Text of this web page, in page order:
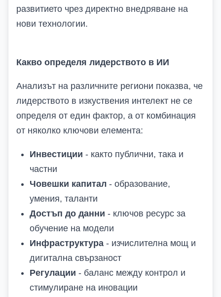
развитието чрез директно внедряване на
нови технологии.
Какво определя лидерството в ИИ
Анализът на различните региони показва, че
лидерството в изкуствения интелект не се
определя от един фактор, а от комбинация
от няколко ключови елемента:
Инвестиции - както публични, така и
частни
Човешки капитал - образование,
умения, таланти
Достъп до данни - ключов ресурс за
обучение на модели
Инфраструктура - изчислителна мощ и
дигитална свързаност
Регулации - баланс между контрол и
стимулиране на иновации